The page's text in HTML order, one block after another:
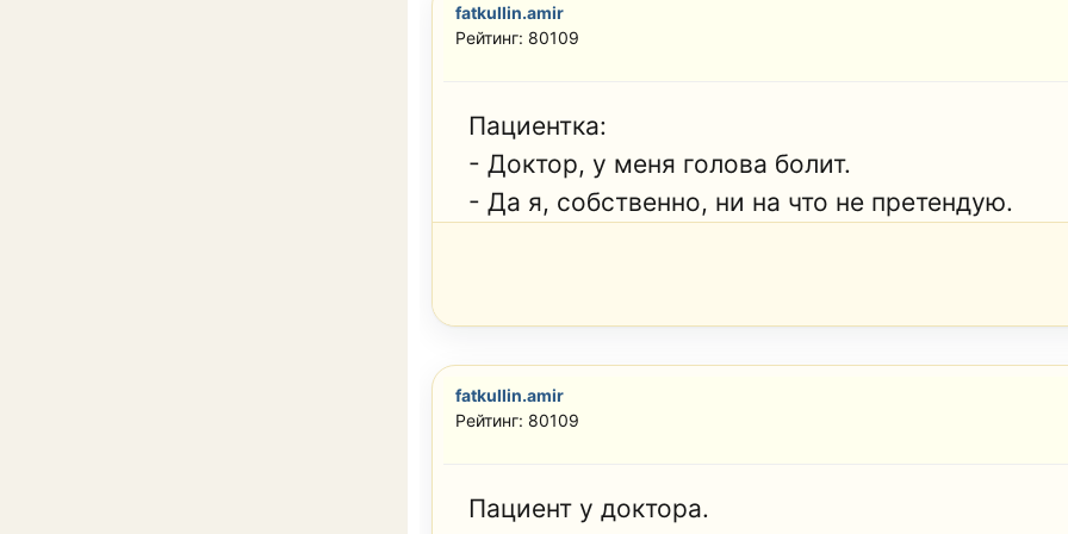
fatkullin.amir
Рейтинг: 80109
Пациентка:
- Доктор, у меня голова болит.
- Да я, собственно, ни на что не претендую.
fatkullin.amir
Рейтинг: 80109
Пациент у доктора.